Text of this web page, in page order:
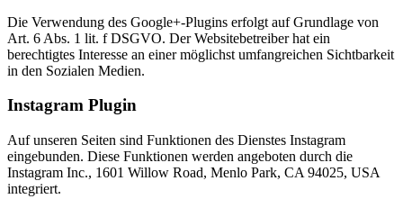
Die Verwendung des Google+-Plugins erfolgt auf Grundlage von
Art. 6 Abs. 1 lit. f DSGVO. Der Websitebetreiber hat ein
berechtigtes Interesse an einer möglichst umfangreichen Sichtbarkeit
in den Sozialen Medien.
Instagram Plugin
Auf unseren Seiten sind Funktionen des Dienstes Instagram
eingebunden. Diese Funktionen werden angeboten durch die
Instagram Inc., 1601 Willow Road, Menlo Park, CA 94025, USA
integriert.